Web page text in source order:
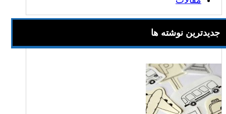
جدیدترین نوشته ها